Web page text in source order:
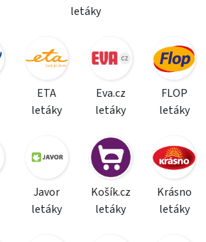
letáky
ETA
letáky
Eva.cz
letáky
FLOP
letáky
Javor
letáky
Košík.cz
letáky
Krásno
letáky